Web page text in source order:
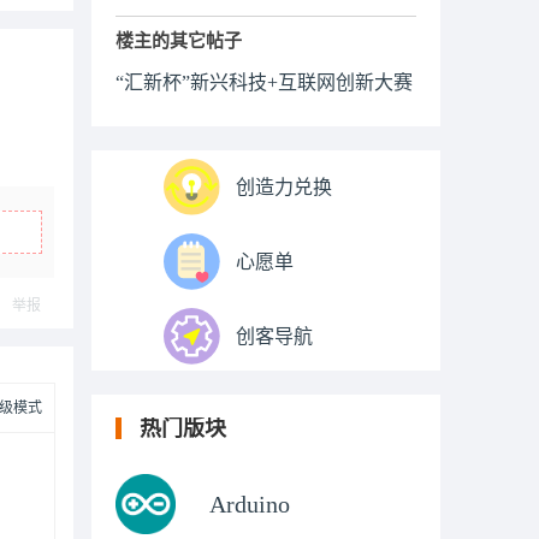
举报
模式
楼主的其它帖子
“汇新杯”新兴科技+互联网创新大赛
创造力兑换
心愿单
创客导航
热门版块
Arduino